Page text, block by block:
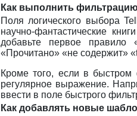
Как выполнить
Поля логического выбора
научно-фантастические
добавьте первое правило
«Прочитано» «не содержит»
Кроме того, если в быстром
регулярное выражение.
ввести в поле быстрого
Как добавлять новые